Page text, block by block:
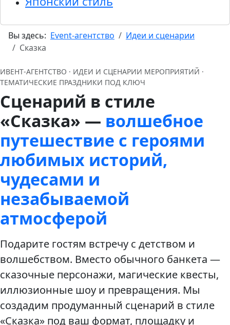
Вы здесь: Event-агентство
Идеи и сценарии
Сказка
ИВЕНТ‑АГЕНТСТВО · ИДЕИ И СЦЕНАРИИ МЕРОПРИЯТИЙ ·
ТЕМАТИЧЕСКИЕ ПРАЗДНИКИ ПОД КЛЮЧ
Сценарий в стиле
«Сказка» — волшебное
путешествие с героями
любимых историй,
чудесами и
незабываемой
атмосферой
Подарите гостям встречу с детством и
волшебством. Вместо обычного банкета —
сказочные персонажи, магические квесты,
иллюзионные шоу и превращения. Мы
создадим продуманный сценарий в стиле
«Сказка» под ваш формат, площадку и